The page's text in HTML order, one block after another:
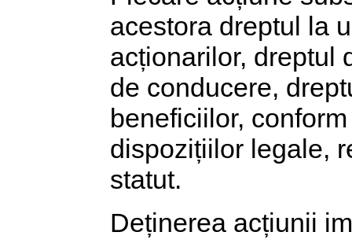
acestora dreptul la
acționarilor, dreptul
de conducere,
beneficiilor,
dispozițiilor legale,
statut.
Deținerea acțiunii